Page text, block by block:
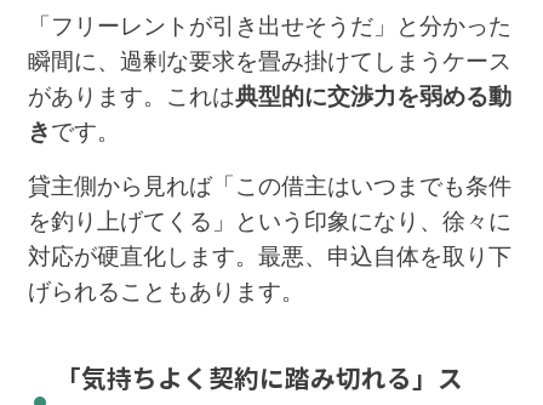
「フリーレントが引き出せそうだ」と分かった
瞬間に、過剰な要求を畳み掛けてしまうケース
があります。これは典型的に交渉力を弱める動
きです。
貸主側から見れば「この借主はいつまでも条件
を釣り上げてくる」という印象になり、徐々に
対応が硬直化します。最悪、申込自体を取り下
げられることもあります。
「気持ちよく契約に踏み切れる」ス